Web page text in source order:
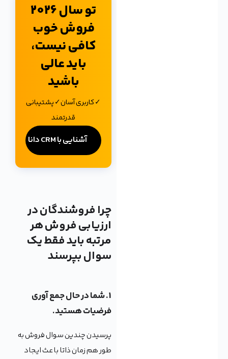
تو سال 2026
فروش خوب
کافی نیست،
باید عالی
باشید
✓ کاربری آسان✓ پشتیبانی
قدرتمند
آشنایی با CRM دانا
چرا فروشندگان در
ارزیابی فروش هر
مرتبه باید فقط یک
سوال بپرسند
1. شما در حال جمع آوری
فرضیات هستید.
پرسیدن چندین سوال فروش به
طور هم زمان ذاتا باعث ایجاد